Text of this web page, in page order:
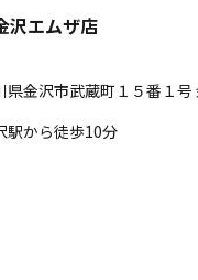
沢エムザ店
県金沢市武蔵町１５番１号
駅から徒歩10分